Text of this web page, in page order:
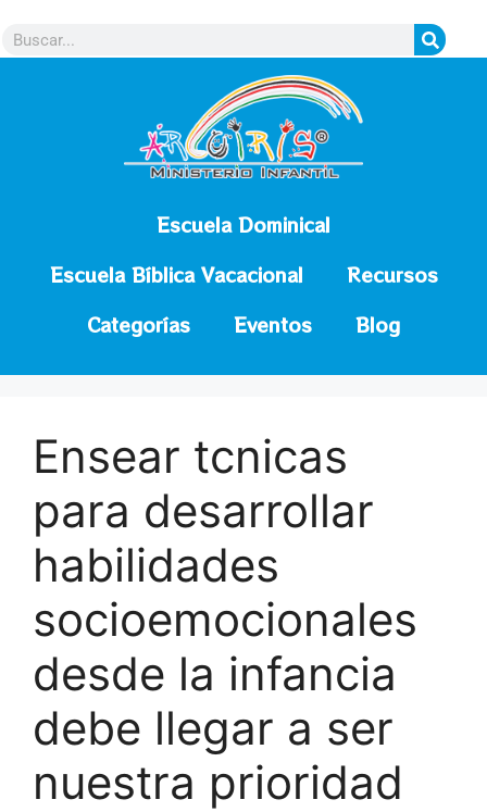
Escuela Dominical
Escuela Bíblica Vacacional
Recursos
Categorías
Eventos Blog
Ensear tcnicas
para desarrollar
habilidades
socioemocionales
desde la infancia
debe llegar a ser
nuestra prioridad